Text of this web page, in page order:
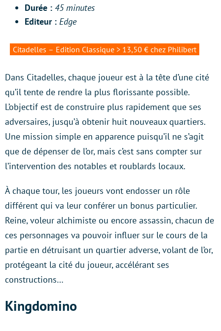
Durée : 45 minutes
Editeur : Edge
Citadelles – Edition Classique > 13,50 € chez Philibert
Dans Citadelles, chaque joueur est à la tête d’une cité
qu’il tente de rendre la plus florissante possible.
L’objectif est de construire plus rapidement que ses
adversaires, jusqu’à obtenir huit nouveaux quartiers.
Une mission simple en apparence puisqu’il ne s’agit
que de dépenser de l’or, mais c’est sans compter sur
l’intervention des notables et roublards locaux.
À chaque tour, les joueurs vont endosser un rôle
différent qui va leur conférer un bonus particulier.
Reine, voleur alchimiste ou encore assassin, chacun de
ces personnages va pouvoir influer sur le cours de la
partie en détruisant un quartier adverse, volant de l’or,
protégeant la cité du joueur, accélérant ses
constructions…
Kingdomino